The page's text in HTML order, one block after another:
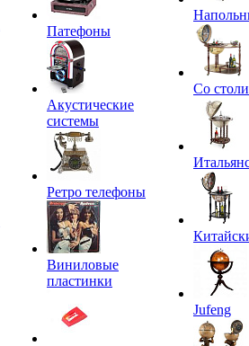
Патефоны
Акустические
системы
Ретро телефоны
Виниловые
пластинки
Со
Jufeng